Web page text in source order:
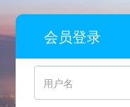
会员登录